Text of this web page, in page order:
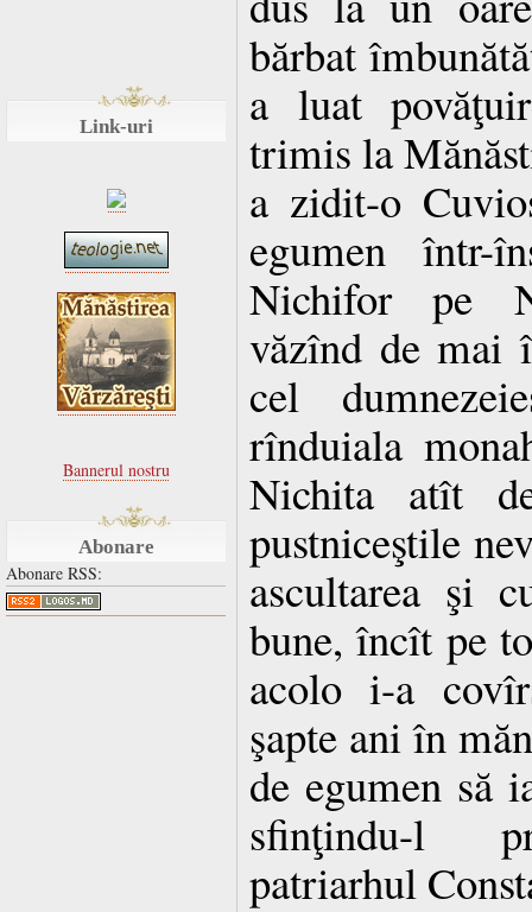
Link-uri
Bannerul nostru
Abonare
Abonare RSS:
bărbat
a luat
trimis la
a zidit-o
egumen
Nichifor pe
văzînd de mai
cel
rînduiala
Nichita atît
pustniceştile
ascultarea şi
bune, încît pe
acolo i-a
şapte ani în
de egumen să
sfinţindu-l
patriarhul